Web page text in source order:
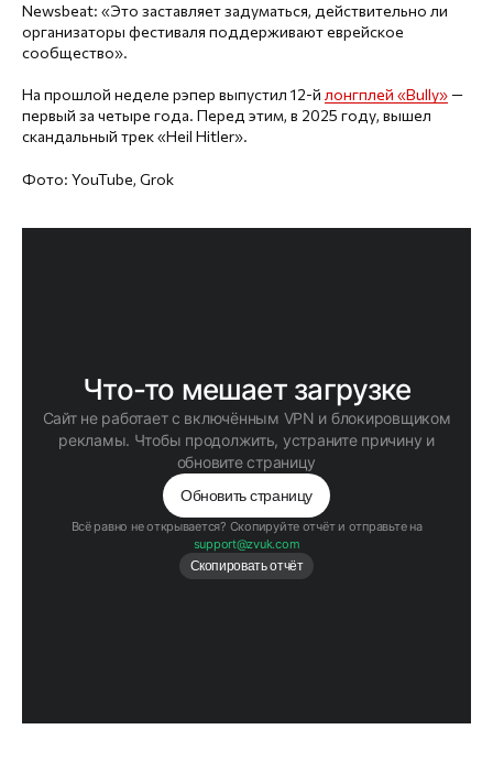
Newsbeat: «Это заставляет задуматься, действительно ли
организаторы фестиваля поддерживают еврейское
сообщество».
На прошлой неделе рэпер выпустил 12-й лонгплей «Bully»—
первый за четыре года. Перед этим, в 2025 году, вышел
скандальный трек «Heil Hitler».
Фото: YouTube, Grok